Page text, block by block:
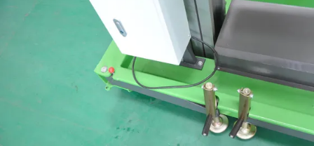
POLÍTICA
PRIVACIDADE